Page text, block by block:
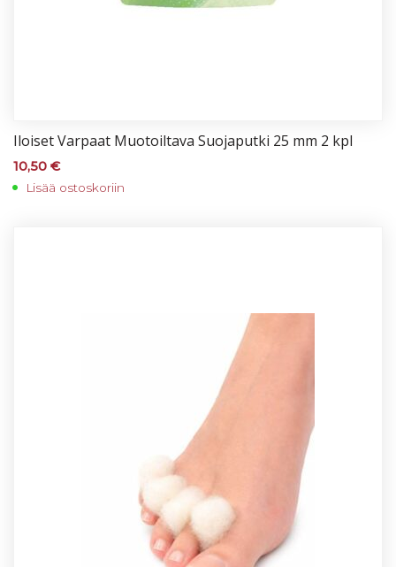
Iloi­set Var­paat Muo­toil­ta­va Suo­ja­put­ki 25 mm 2 kpl
10,50 €
Lisää ostoskoriin